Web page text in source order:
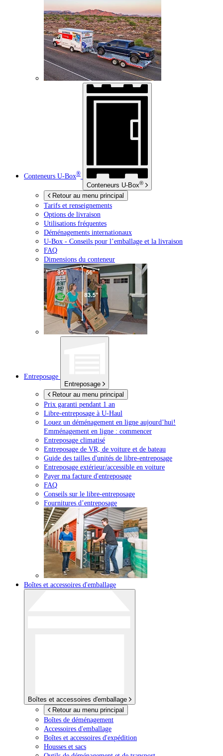
Conteneurs U-Box®
Conteneurs U-Box®
Retour au menu principal
Tarifs et renseignements
Options de livraison
Utilisations fréquentes
Déménagements internationaux
U-Box - Conseils pour l’emballage et la livraison
FAQ
Dimensions du conteneur
Entreposage
Entreposage
Retour au menu principal
Prix garanti pendant 1 an
Libre-entreposage à U-Haul
Louez un déménagement en ligne aujourd’hui!
Emménagement en ligne : commencer
Entreposage climatisé
Entreposage de VR, de voiture et de bateau
Guide des tailles d'unités de libre-entreposage
Entreposage extérieur/accessible en voiture
Payer ma facture d'entreposage
FAQ
Conseils sur le libre-entreposage
Fournitures d’entreposage
Boîtes et accessoires d'emballage
Boîtes et accessoires d'emballage
Retour au menu principal
Boîtes de déménagement
Accessoires d'emballage
Boîtes et accessoires d'expédition
Housses et sacs